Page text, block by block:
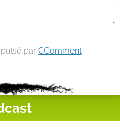
par CComment